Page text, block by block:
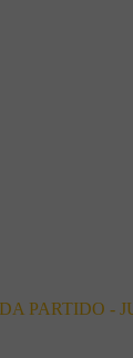
PARTIDO -